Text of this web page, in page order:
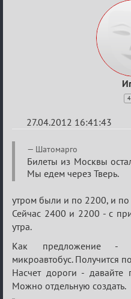
4
27.04.2012 16:41:43
Re:
План
мероприятия
(дополнения
приветствуются)
Шатомарго
Билеты из Москвы
Мы едем через Тверь.
утром были и по 2200, и
Сейчас 2400 и 2200 - с
утра.
Как предложение -
микроавтобус. Получится
Насчет дороги - давайте
Можно отдельную создать.